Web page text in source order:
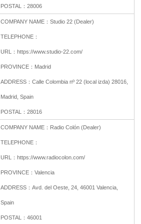
POSTAL： 28006
COMPANY NAME： Studio 22 (Dealer)
TELEPHONE：
URL： https://www.studio-22.com/
PROVINCE： Madrid
ADDRESS： Calle Colombia nº 22 (local izda) 28016,
Madrid, Spain
POSTAL： 28016
COMPANY NAME： Radio Colón (Dealer)
TELEPHONE：
URL： https://www.radiocolon.com/
PROVINCE： Valencia
ADDRESS： Avd. del Oeste, 24, 46001 Valencia,
Spain
POSTAL： 46001